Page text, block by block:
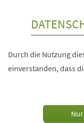
Durch die Nutzung
einverstanden, dass